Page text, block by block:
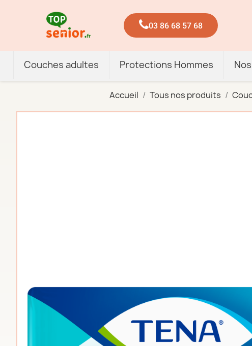
03 86 68 57 68
Couches adultes Protections Hommes
Accueil Tous nos produits